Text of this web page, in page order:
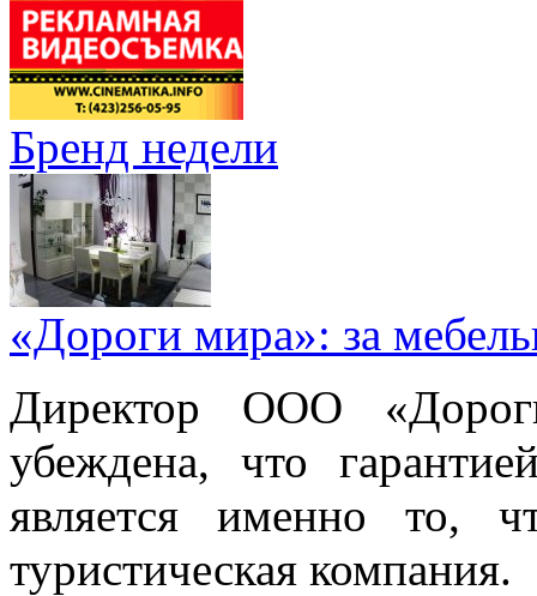
Бренд недели
«Дороги мира»: за
Директор ООО
убеждена, что
является именно то,
туристическая компания.